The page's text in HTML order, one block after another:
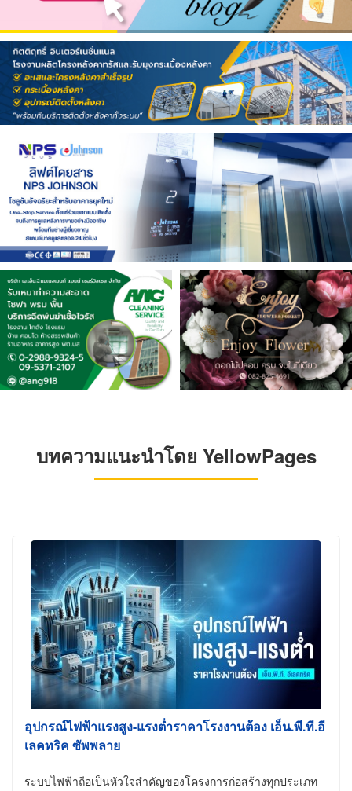
บทความแนะนำโดย YellowPages
อุปกรณ์ไฟฟ้าแรงสูง-แรงต่ำราคาโรงงานต้อง เอ็น.พี.ที.อี
เลคทริค ซัพพลาย
ระบบไฟฟ้าถือเป็นหัวใจสำคัญของโครงการก่อสร้างทุกประเภท